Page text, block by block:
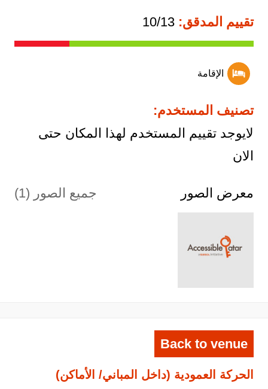
تقييم المدقق:
الإقامة
تصنيف المستخدم:
لايوجد تقييم المستخدم لهذا المكان حتى
الان
معرض الصور جميع الصور (1)
Back to venue
الحركة العمودية (داخل المباني/ الأماكن)